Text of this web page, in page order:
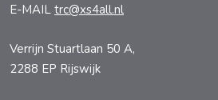
E-MAIL trc@xs4all.nl
Verrijn Stuartlaan 50 A,
2288 EP Rijswijk